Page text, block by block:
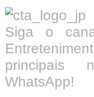
Siga o
principais
WhatsApp!